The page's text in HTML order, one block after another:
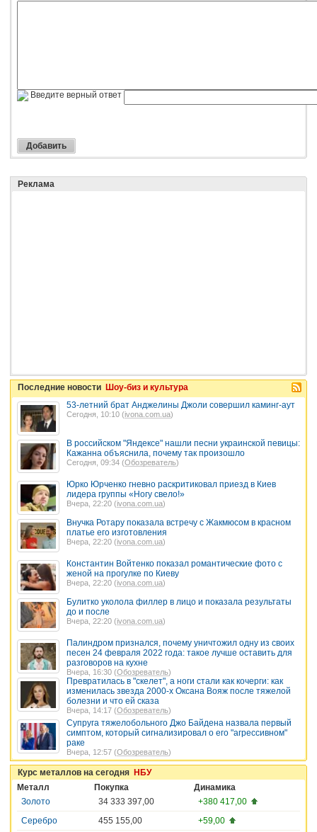
Введите верный ответ
Реклама
Последние новости Шоу-биз и культура
53-летний брат Анджелины Джоли совершил каминг-аут
Сегодня, 10:10 (ivona.com.ua)
В российском "Яндексе" нашли песни украинской певицы:
Кажанна объяснила, почему так произошло
Сегодня, 09:34 (Обозреватель)
Юрко Юрченко гневно раскритиковал приезд в Киев
лидера группы «Ногу свело!»
Вчера, 22:20 (ivona.com.ua)
Внучка Ротару показала встречу с Жакмюсом в красном
платье его изготовления
Вчера, 22:20 (ivona.com.ua)
Константин Войтенко показал романтические фото с
женой на прогулке по Киеву
Вчера, 22:20 (ivona.com.ua)
Булитко уколола филлер в лицо и показала результаты
до и после
Вчера, 22:20 (ivona.com.ua)
Палиндром признался, почему уничтожил одну из своих
песен 24 февраля 2022 года: такое лучше оставить для
разговоров на кухне
Вчера, 16:30 (Обозреватель)
Превратилась в "скелет", а ноги стали как кочерги: как
изменилась звезда 2000-х Оксана Вояж после тяжелой
болезни и что ей сказа
Вчера, 14:17 (Обозреватель)
Супруга тяжелобольного Джо Байдена назвала первый
симптом, который сигнализировал о его "агрессивном"
раке
Вчера, 12:57 (Обозреватель)
Курс металлов на сегодня НБУ
Металл
Покупка
Динамика
Золото
34 333 397,00
+380 417,00
Серебро
455 155,00
+59,00